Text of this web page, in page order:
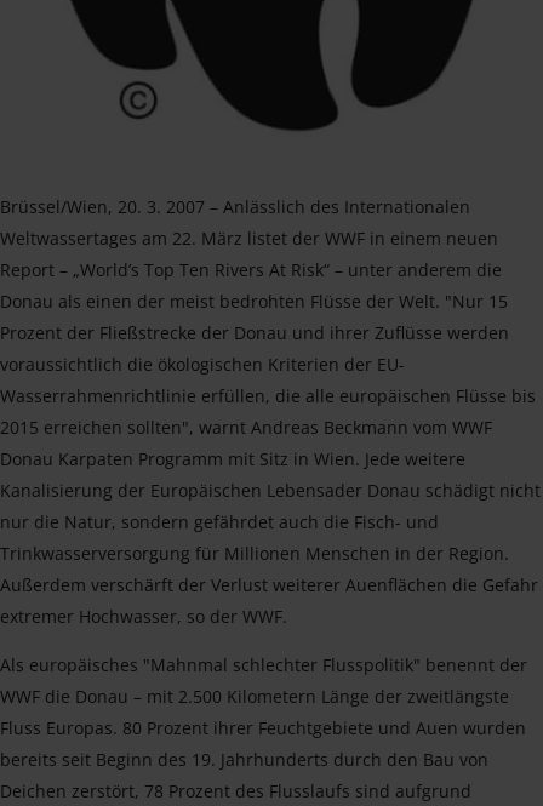
Brüssel/Wien, 20. 3. 2007 – Anlässlich des Internationalen
Weltwassertages am 22. März listet der WWF in einem neuen
Report – „World’s Top Ten Rivers At Risk“ – unter anderem die
Donau als einen der meist bedrohten Flüsse der Welt. "Nur 15
Prozent der Fließstrecke der Donau und ihrer Zuflüsse werden
voraussichtlich die ökologischen Kriterien der EU-
Wasserrahmenrichtlinie erfüllen, die alle europäischen Flüsse bis
2015 erreichen sollten", warnt Andreas Beckmann vom WWF
Donau Karpaten Programm mit Sitz in Wien. Jede weitere
Kanalisierung der Europäischen Lebensader Donau schädigt nicht
nur die Natur, sondern gefährdet auch die Fisch- und
Trinkwasserversorgung für Millionen Menschen in der Region.
Außerdem verschärft der Verlust weiterer Auenflächen die Gefahr
extremer Hochwasser, so der WWF.
Als europäisches "Mahnmal schlechter Flusspolitik" benennt der
WWF die Donau – mit 2.500 Kilometern Länge der zweitlängste
Fluss Europas. 80 Prozent ihrer Feuchtgebiete und Auen wurden
bereits seit Beginn des 19. Jahrhunderts durch den Bau von
Deichen zerstört, 78 Prozent des Flusslaufs sind aufgrund